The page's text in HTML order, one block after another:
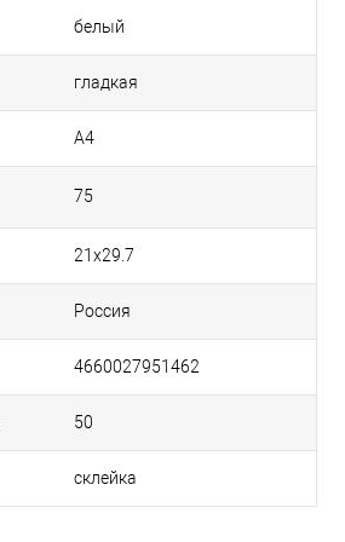
белый
гладкая
A4
75
21х29.7
Россия
4660027951462
50
склейка